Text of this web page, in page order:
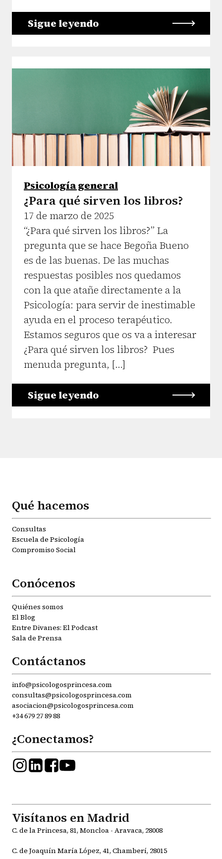
Sigue leyendo
Psicología general
¿Para qué sirven los libros?
17 de marzo de 2025
“¿Para qué sirven los libros?” La
pregunta que se hace Begoña Bueno
es de las buenas. De las muchas
respuestas posibles nos quedamos
con la que atañe directamente a la
Psicología: para servir de inestimable
ayuda en el proceso terapéutico.
Estamos seguros que os va a interesar
¿Para qué sirven los libros? Pues
menuda pregunta, […]
Sigue leyendo
Qué hacemos
Consultas
Escuela de Psicología
Compromiso Social
Conócenos
Quiénes somos
El Blog
Entre Divanes: El Podcast
Sala de Prensa
Contáctanos
info@psicologosprincesa.com
consultas@psicologosprincesa.com
asociacion@psicologosprincesa.com
+34 679 27 89 88
¿Conectamos?
Visítanos en Madrid
C. de la Princesa, 81, Moncloa - Aravaca, 28008
C. de Joaquín María López, 41, Chamberí, 28015